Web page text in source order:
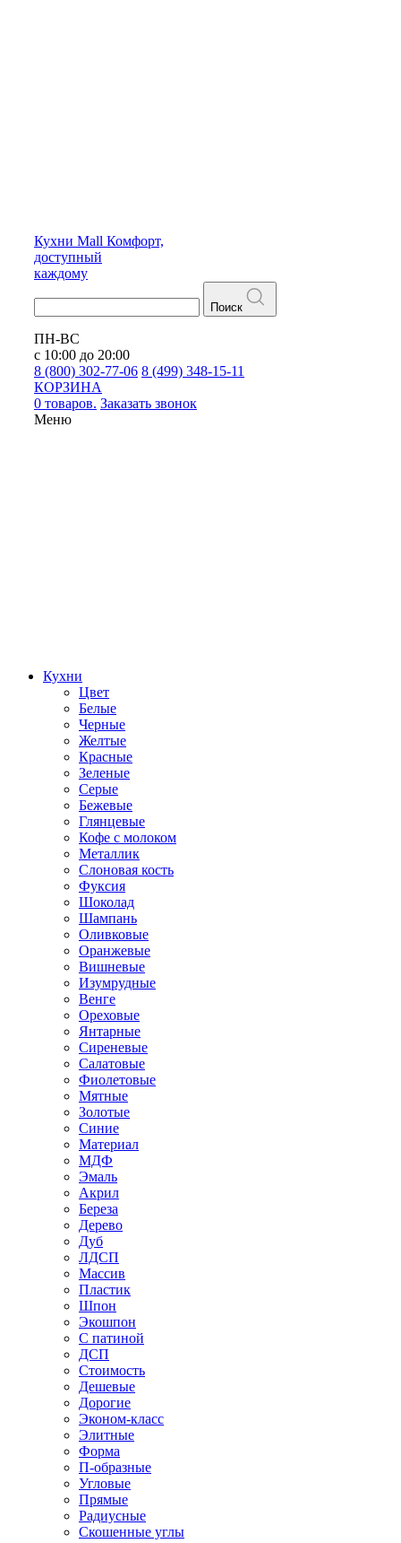
Кухни Mall Комфорт,
доступный
каждому
Поиск
ПН-ВС
с 10:00 до 20:00
8 (800) 302-77-06 8 (499) 348-15-11
КОРЗИНА
0 товаров. Заказать звонок
Меню
Кухни
Цвет
Белые
Черные
Желтые
Красные
Зеленые
Серые
Бежевые
Глянцевые
Кофе с молоком
Металлик
Слоновая кость
Фуксия
Шоколад
Шампань
Оливковые
Оранжевые
Вишневые
Изумрудные
Венге
Ореховые
Янтарные
Сиреневые
Салатовые
Фиолетовые
Мятные
Золотые
Синие
Материал
МДФ
Эмаль
Акрил
Береза
Дерево
Дуб
ЛДСП
Массив
Пластик
Шпон
Экошпон
С патиной
ДСП
Стоимость
Дешевые
Дорогие
Эконом-класс
Элитные
Форма
П-образные
Угловые
Прямые
Радиусные
Скошенные углы